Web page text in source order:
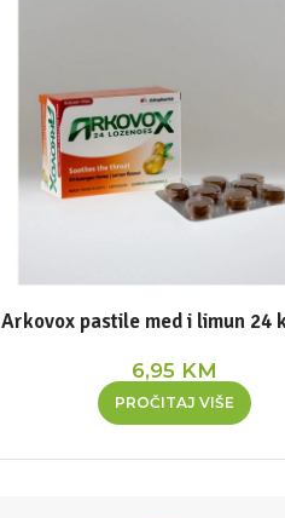
Arkovox pastile med i limun 24
6,95 KM
PROČITAJ VIŠE